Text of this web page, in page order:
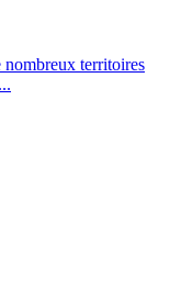
territoires